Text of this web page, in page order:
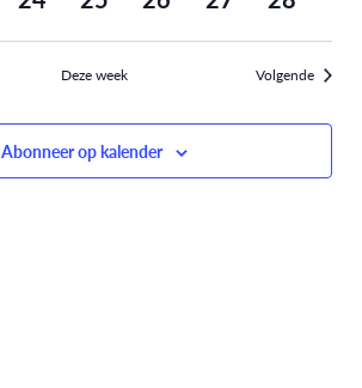
en
Deze week Volgende
Abonneer op kalender